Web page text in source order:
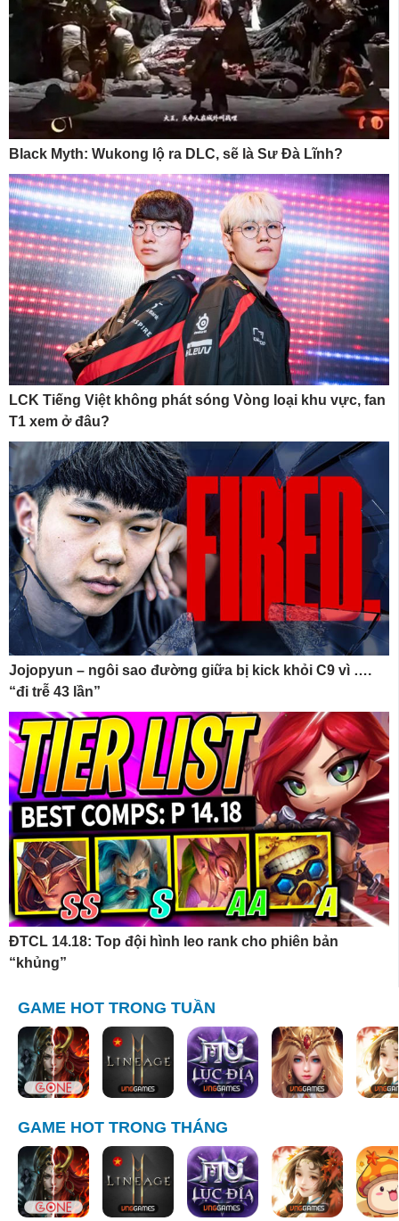
Black Myth: Wukong lộ ra DLC, sẽ là Sư Đà Lĩnh?
LCK Tiếng Việt không phát sóng Vòng loại khu vực, fan
T1 xem ở đâu?
Jojopyun – ngôi sao đường giữa bị kick khỏi C9 vì ….
“đi trễ 43 lần”
ĐTCL 14.18: Top đội hình leo rank cho phiên bản
“khủng”
GAME HOT TRONG TUẦN
GAME HOT TRONG THÁNG